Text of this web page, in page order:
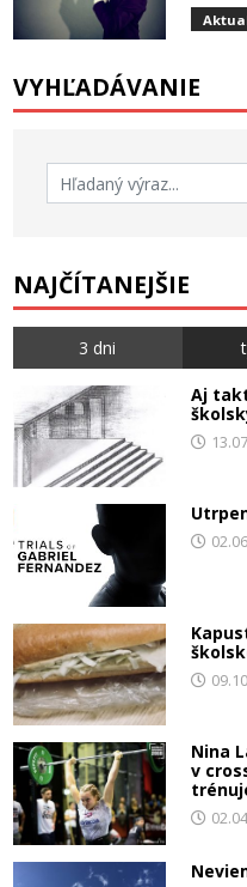
VYHĽADÁVANIE
Hľadať:
NAJČÍTANEJŠIE
3 dni
Aj
Nina
v